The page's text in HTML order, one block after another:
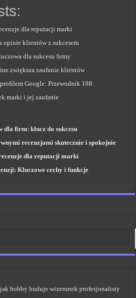
dla reputacji marki
opinie klientów z sukcesem
dla sukcesu firmy
zwiększa zaufanie klientów
Google: Przewodnik 188
marki i jej zaufanie
dla firm: klucz do sukcesu
recenzjami skutecznie i spokojnie
dla reputacji marki
Kluczowe cechy i funkcje
hobby buduje wizerunek profesjonalisty